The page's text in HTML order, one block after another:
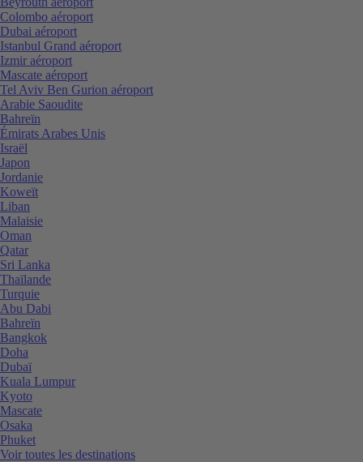
Colombo aéroport
Dubai aéroport
Istanbul Grand aéroport
Izmir aéroport
Mascate aéroport
Tel Aviv Ben Gurion aéroport
Arabie Saoudite
Bahreïn
Émirats Arabes Unis
Israël
Japon
Jordanie
Koweït
Liban
Malaisie
Oman
Qatar
Sri Lanka
Thaïlande
Turquie
Abu Dabi
Bahreïn
Bangkok
Doha
Dubaï
Kuala Lumpur
Kyoto
Mascate
Osaka
Phuket
Voir toutes les destinations